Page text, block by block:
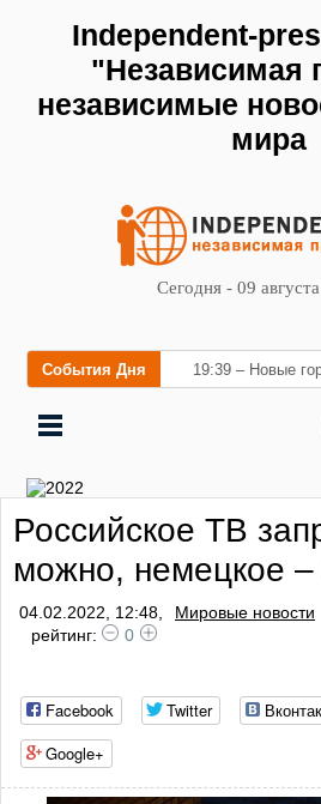
Independent-
"Независимая
независимые
мира
Сегодня - 09
События Дня 19:39 – Новые
флебологии: в
открылся
Российское ТВ
можно, немецкое –
04.02.2022, 12:48, Мировые новости
рейтинг:
0
Facebook Twitter
Google+